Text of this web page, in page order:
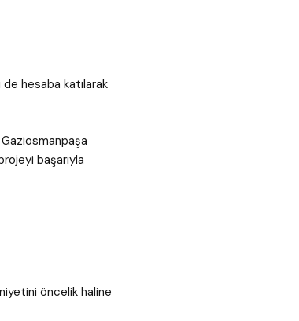
hesaba katılarak
başarıyla
öncelik haline